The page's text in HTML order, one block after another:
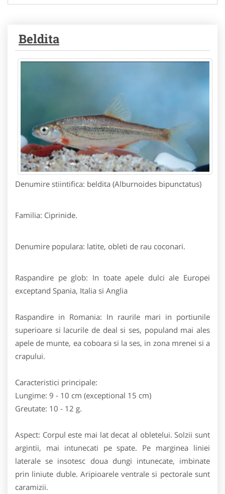
Beldita
Denumire stiintifica: beldita (Alburnoides bipunctatus)
Familia: Ciprinide.
Denumire populara: latite, obleti de rau coconari.
Raspandire pe glob: In toate apele dulci ale Europei
exceptand Spania, Italia si Anglia
Raspandire in Romania: In raurile mari in portiunile
superioare si lacurile de deal si ses, populand mai ales
apele de munte, ea coboara si la ses, in zona mrenei si a
crapului.
Caracteristici principale:
Lungime: 9 - 10 cm (exceptional 15 cm)
Greutate: 10 - 12 g.
Aspect: Corpul este mai lat decat al obletelui. Solzii sunt
argintii, mai intunecati pe spate. Pe marginea liniei
laterale se insotesc doua dungi intunecate, imbinate
prin liniute duble. Aripioarele ventrale si pectorale sunt
caramizii.